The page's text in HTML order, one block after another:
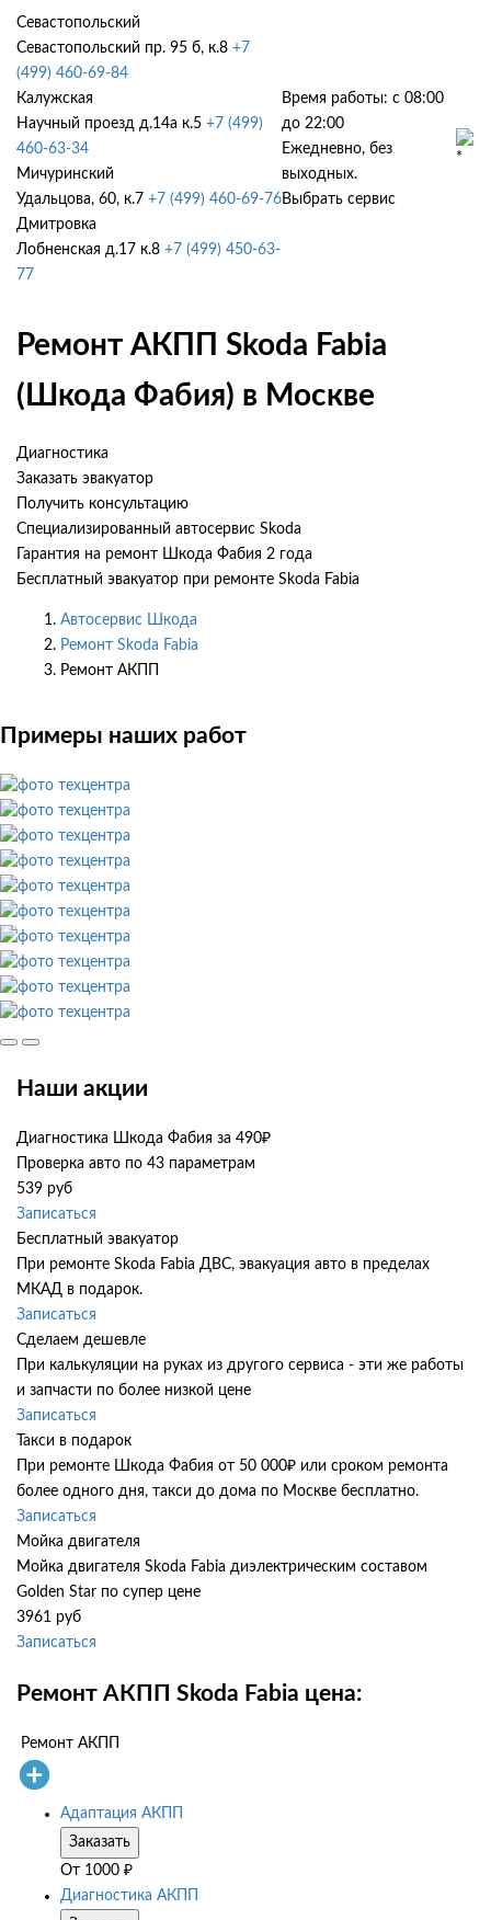
Севастопольский
Севастопольский пр. 95 б, к.8 +7
(499) 460-69-84
Калужская
Научный проезд д.14а к.5 +7 (499)
460-63-34
Мичуринский
Удальцова, 60, к.7 +7 (499) 460-69-76
Дмитровка
Лобненская д.17 к.8 +7 (499) 450-63-
77
Время работы: с 08:00
до 22:00
Ежедневно, без
выходных.
Выбрать сервис
Ремонт АКПП Skoda Fabia
(Шкода Фабия) в Москве
Диагностика
Заказать эвакуатор
Получить консультацию
Специализированный автосервис Skoda
Гарантия на ремонт Шкода Фабия 2 года
Бесплатный эвакуатор при ремонте Skoda Fabia
Автосервис Шкода
Ремонт Skoda Fabia
Ремонт АКПП
Примеры наших работ
Наши акции
Диагностика Шкода Фабия за 490₽
Проверка авто по 43 параметрам
539 руб
Записаться
Бесплатный эвакуатор
При ремонте Skoda Fabia ДВС, эвакуация авто в пределах
МКАД в подарок.
Записаться
Сделаем дешевле
При калькуляции на руках из другого сервиса - эти же работы
и запчасти по более низкой цене
Записаться
Такси в подарок
При ремонте Шкода Фабия от 50 000₽ или сроком ремонта
более одного дня, такси до дома по Москве бесплатно.
Записаться
Мойка двигателя
Мойка двигателя Skoda Fabia диэлектрическим составом
Golden Star по супер цене
3961 руб
Записаться
Ремонт АКПП Skoda Fabia цена:
Ремонт АКПП
Адаптация АКПП
Заказать
От 1000 ₽
Диагностика АКПП